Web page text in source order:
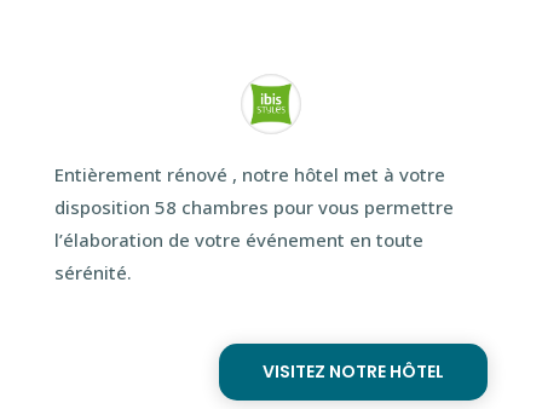
Entièrement rénové , notre hôtel met à votre
disposition 58 chambres pour vous permettre
l’élaboration de votre événement en toute
sérénité.
VISITEZ NOTRE HÔTEL